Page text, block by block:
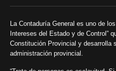
La Contaduría General es uno de
Intereses del Estado y de Control”
Constitución Provincial y desarrolla
administración provincial.